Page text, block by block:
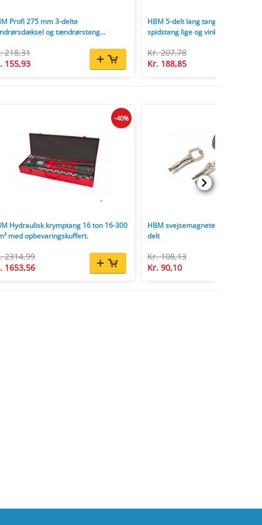
Profi 275 mm 3-delte
og tændrørstang
218,31
155,93
HBM 5-delt lang tangsæt 275 mm -
spidstang lige og vinklet
Kr. 207,78
Kr. 188,85
Hydraulisk krymptang 16 ton 16-300
med opbevaringskuffert.
2314,99
1653,56
-40%
HBM svejsemagneter og
delt
Kr. 108,13
Kr. 90,10